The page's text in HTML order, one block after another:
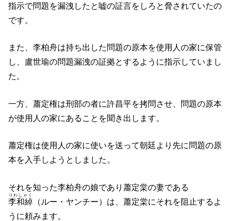
指示で問題を漏洩したと嘘の証言をしろと脅されていたの
です。
また、李柏舟は持ち出した問題の原本を使用人の家に保管
し、盧世瑜の問題漏洩の証拠とするように指示していまし
た。
一方、蕭定権は刑部の者に許昌平を拷問させ、問題の原本
が使用人の家にあることを聞き出します。
蕭定権は使用人の家に使いを送って朝廷より先に問題の原
本を入手しようとしました。
それを知った李柏舟の娘であり蕭定棠の妻である
李和綽
りわしゃく
（ルー・ヤンチー）は、蕭定棠にそれを阻止するよ
うに頼みます。